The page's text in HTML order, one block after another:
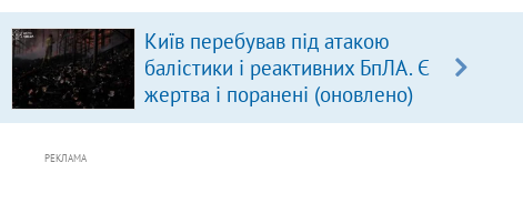
Київ перебував під атакою
балістики і реактивних БпЛА. Є
жертва і поранені (оновлено)
РЕКЛАМА